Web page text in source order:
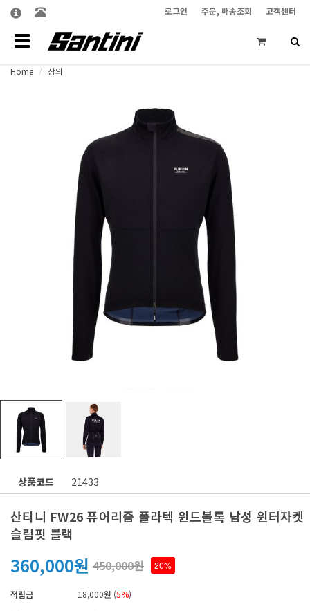
로그인 주문, 배송조회 고객센터
Toggle
navigation
Home 상의
상품코드 21433
산티니 FW26 퓨어리즘 폴라텍 윈드블록 남성 윈터자켓
슬림핏 블랙
360,000원 450,000원 20%
적립금 18,000원 (5%)